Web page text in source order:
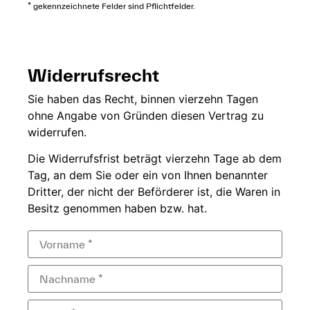
* gekennzeichnete Felder sind Pflichtfelder.
Widerrufsrecht
Sie haben das Recht, binnen vierzehn Tagen
ohne Angabe von Gründen diesen Vertrag zu
widerrufen.
Die Widerrufsfrist beträgt vierzehn Tage ab dem
Tag, an dem Sie oder ein von Ihnen benannter
Dritter, der nicht der Beförderer ist, die Waren in
Besitz genommen haben bzw. hat.